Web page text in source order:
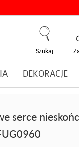
Szukaj
DEKORACJE
serce